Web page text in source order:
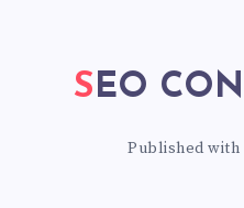
SEO
Published with